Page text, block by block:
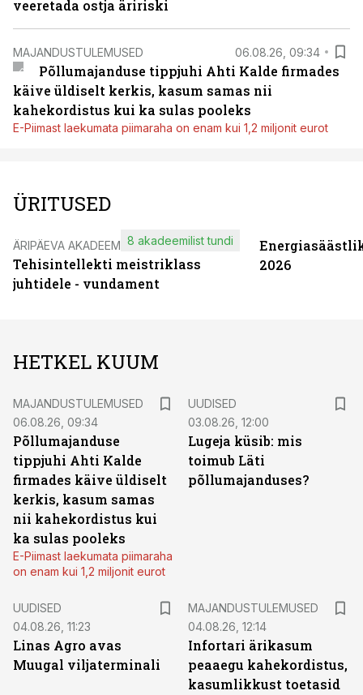
veeretada ostja äririski
MAJANDUSTULEMUSED 06.08.26, 09:34
Põllumajanduse tippjuhi Ahti Kalde firmades
käive üldiselt kerkis, kasum samas nii
kahekordistus kui ka sulas pooleks
E-Piimast laekumata piimaraha on enam kui 1,2 miljonit eurot
ÜRITUSED
ÄRIPÄEVA AKADEEMIA
Tehisintellekti meistriklass
juhtidele - vundament
8 akadeemilist tundi
2026
HETKEL KUUM
MAJANDUSTULEMUSED
06.08.26, 09:34
Põllumajanduse
tippjuhi Ahti Kalde
firmades käive üldiselt
kerkis, kasum samas
nii kahekordistus kui
ka sulas pooleks
E-Piimast laekumata piimaraha
on enam kui 1,2 miljonit eurot
UUDISED
03.08.26, 12:00
Lugeja küsib: mis
toimub Läti
põllumajanduses?
UUDISED
04.08.26, 11:23
Linas Agro avas
Muugal viljaterminali
MAJANDUSTULEMUSED
04.08.26, 12:14
Infortari ärikasum
peaaegu kahekordistus,
kasumlikkust toetasid